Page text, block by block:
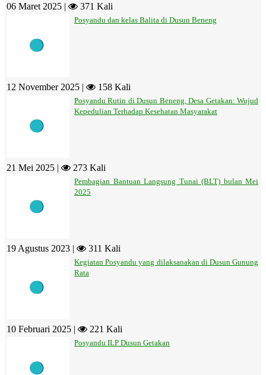
06 Maret 2025 | 371 Kali
Posyandu dan kelas Balita di Dusun Beneng
12 November 2025 | 158 Kali
Posyandu Rutin di Dusun Beneng, Desa Getakan: Wujud
Kepedulian Terhadap Kesehatan Masyarakat
21 Mei 2025 | 273 Kali
Pembagian Bantuan Langsung Tunai (BLT) bulan Mei
2025
19 Agustus 2023 | 311 Kali
Kegiatan Posyandu yang dilaksanakan di Dusun Gunung
Rata
10 Februari 2025 | 221 Kali
Posyandu ILP Dusun Getakan